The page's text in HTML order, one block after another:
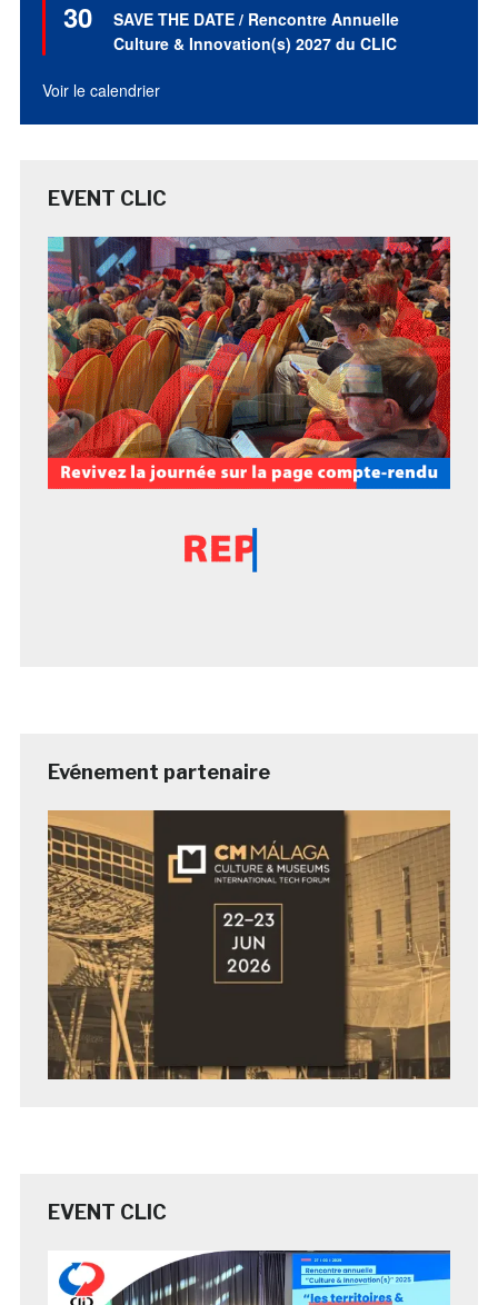
30
en
avant
SAVE THE DATE / Rencontre Annuelle
Culture & Innovation(s) 2027 du CLIC
Voir le calendrier
EVENT CLIC
Evénement partenaire
EVENT CLIC